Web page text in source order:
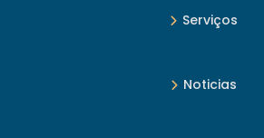
Serviços
Noticias